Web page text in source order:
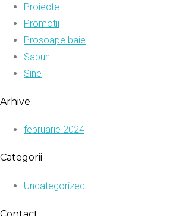
Proiecte
Promotii
Prosoape baie
Sapun
Sine
Arhive
februarie 2024
Categorii
Uncategorized